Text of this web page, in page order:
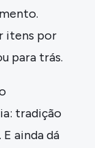
itens por
para trás.
tradição
ainda dá